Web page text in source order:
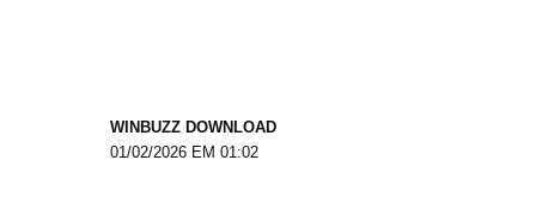
WINBUZZ DOWNLOAD
01/02/2026 EM 01:02